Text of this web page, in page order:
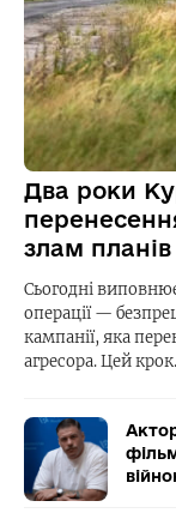
Два роки
злам
Сьогодні
операції —
кампанії, яка
агресора. Цей